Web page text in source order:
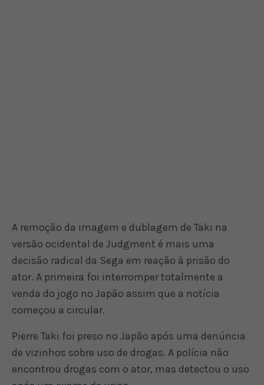
A remoção da imagem e dublagem de Taki na
versão ocidental de Judgment é mais uma
decisão radical da Sega em reação à prisão do
ator. A primeira foi interromper totalmente a
venda do jogo no Japão assim que a notícia
começou a circular.
Pierre Taki foi preso no Japão após uma denúncia
de vizinhos sobre uso de drogas. A polícia não
encontrou drogas com o ator, mas detectou o uso